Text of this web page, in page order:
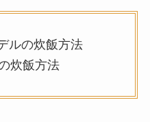
ルの炊飯方法
炊飯方法